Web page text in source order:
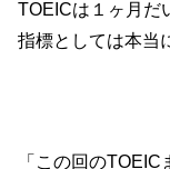
TOEICは１ヶ月だ
指標としては本当
「この回のTOEIC